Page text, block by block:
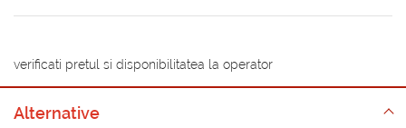
verificati pretul si disponibilitatea la operator
Alternative